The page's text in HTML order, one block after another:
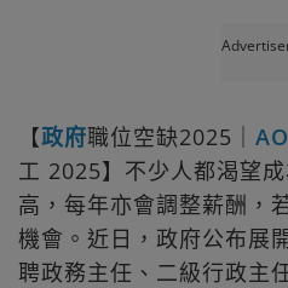
【政府職位空缺2025｜ AO
工 2025】不少人都渴望
高，每年亦會調整薪酬，
機會。近日，政府公布展
聘政務主任、二級行政主